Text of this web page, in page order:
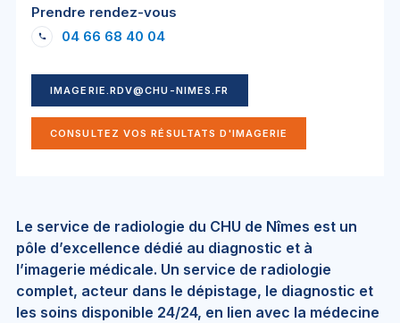
Prendre rendez-vous
04 66 68 40 04
IMAGERIE.RDV@CHU-NIMES.FR
CONSULTEZ VOS RÉSULTATS D'IMAGERIE
Le service de radiologie du CHU de Nîmes est un
pôle d’excellence dédié au diagnostic et à
l’imagerie médicale. Un service de radiologie
complet, acteur dans le dépistage, le diagnostic et
les soins disponible 24/24, en lien avec la médecine